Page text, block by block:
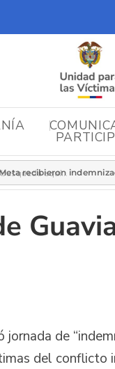
recibieron
de
del conflicto